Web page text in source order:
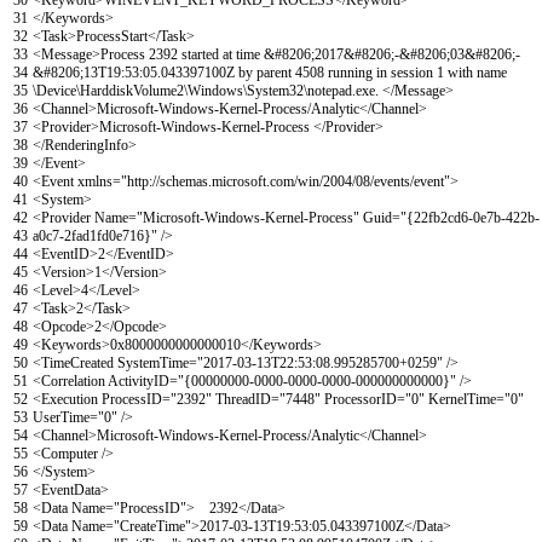
31
32
33
34
35
36
37
38
39
40
41
42
43
44
45
46
47
48
49
50
51
52
53
54
55
56
57
58
59
</Keywords>
<Task>ProcessStart</Task>
<Message>Process 2392 started at time &#8206;2017&#8206;-&#8206;03&#8206;-
&#8206;13T19:53:05.043397100Z by parent 4508 running in session 1 with name
\Device\HarddiskVolume2\Windows\System32\notepad.exe. </Message>
<Channel>Microsoft-Windows-Kernel-Process/Analytic</Channel>
<Provider>Microsoft-Windows-Kernel-Process </Provider>
</RenderingInfo>
</Event>
<Eventxmlns="http://schemas.microsoft.com/win/2004/08/events/event">
<System>
<Provider Name="Microsoft-Windows-Kernel-Process" Guid="{22fb2cd6-0e7b-422b-
a0c7-2fad1fd0e716}" />
<EventID>2</EventID>
<Version>1</Version>
<Level>4</Level>
<Task>2</Task>
<Opcode>2</Opcode>
<Keywords>0x8000000000000010</Keywords>
<TimeCreated SystemTime="2017-03-13T22:53:08.995285700+0259" />
<CorrelationActivityID="{00000000-0000-0000-0000-000000000000}" />
<Execution ProcessID="2392" ThreadID="7448" ProcessorID="0" KernelTime="0"
UserTime="0" />
<Channel>Microsoft-Windows-Kernel-Process/Analytic</Channel>
<Computer />
</System>
<EventData>
<Data Name="ProcessID"> 2392</Data>
<Data Name="CreateTime">2017-03-13T19:53:05.043397100Z</Data>